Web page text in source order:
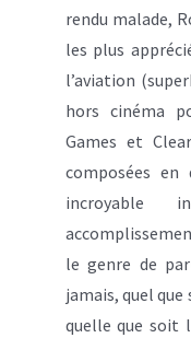
rendu malade,
les plus
l’aviation
hors cinéma
Games et
composées en
incroyable
le genre de
jamais, quel
quelle que soit